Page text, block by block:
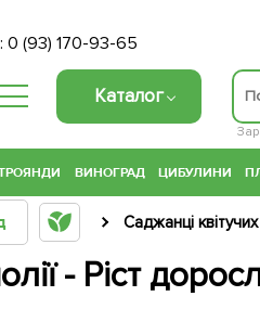
0 (93) 170-93-65
Каталог
ВИНОГРАД ЦИБУЛИНИ
Саджанці
- Ріст